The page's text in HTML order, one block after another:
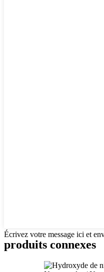
Écrivez votre message ici et
produits connexes